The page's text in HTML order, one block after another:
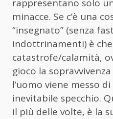
rappresentano solo
minacce. Se c’è una
“insegnato” (senza
indottrinamenti) è
catastrofe/calamità,
gioco la
l’uomo viene messo
inevitabile specchio.
il più delle volte, è la